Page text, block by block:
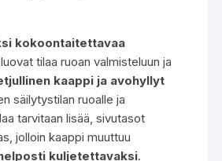
kokoontaitettavaa
tilaa ruoan valmisteluun ja
kaappi ja avohyllyt
säilytystilan ruoalle ja
tarvitaan lisää, sivutasot
jolloin kaappi muuttuu
kuljetettavaksi.